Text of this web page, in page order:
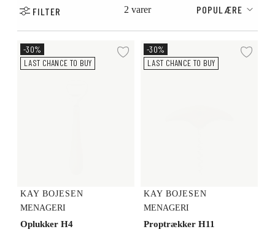
FILTER 2 varer POPULÆRE
Oplukker H4
-30%
LAST CHANCE TO BUY
Tilføj til ønskeliste
KAY BOJESEN
MENAGERI
Oplukker H4
Proptrækker H11
-30%
LAST CHANCE TO BUY
KAY BOJESEN
MENAGERI
Proptrækker H11